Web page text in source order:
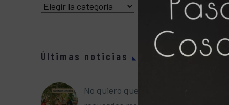
Categorías
Últimas noticias
No quiero que me